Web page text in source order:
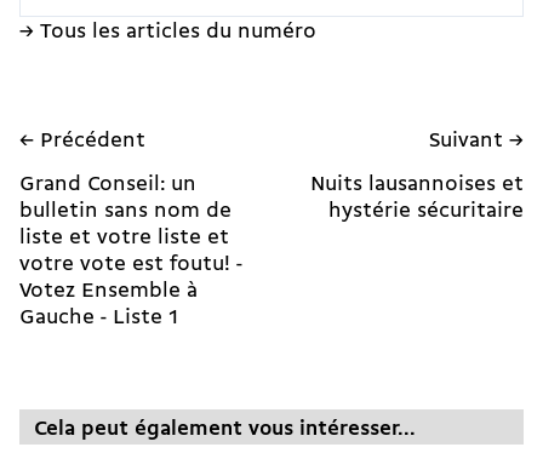
→ Tous les articles du numéro
← Précédent
Grand Conseil: un
bulletin sans nom de
liste et votre liste et
votre vote est foutu! -
Votez Ensemble à
Gauche - Liste 1
Suivant →
Nuits lausannoises et
hystérie sécuritaire
Cela peut également vous intéresser...